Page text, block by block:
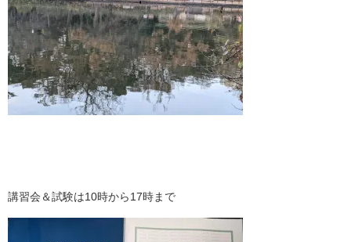
講習会＆試験は10時から17時まで